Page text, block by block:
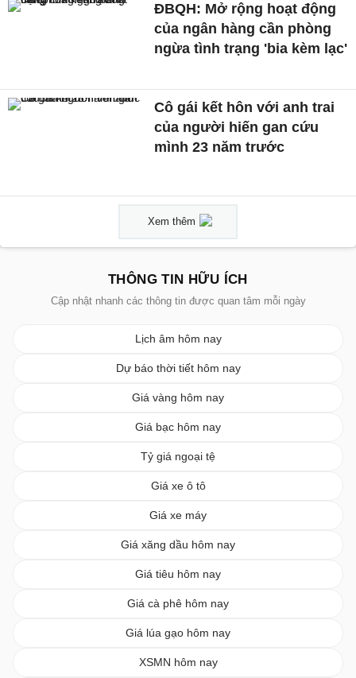
ĐBQH: Mở rộng hoạt động
của ngân hàng cần phòng
ngừa tình trạng 'bia kèm lạc'
Cô gái kết hôn với anh trai
của người hiến gan cứu
mình 23 năm trước
Xem thêm
THÔNG TIN HỮU ÍCH
Cập nhật nhanh các thông tin được quan tâm mỗi ngày
Lịch âm hôm nay
Dự báo thời tiết hôm nay
Giá vàng hôm nay
Giá bạc hôm nay
Tỷ giá ngoại tệ
Giá xe ô tô
Giá xe máy
Giá xăng dầu hôm nay
Giá tiêu hôm nay
Giá cà phê hôm nay
Giá lúa gạo hôm nay
XSMN hôm nay